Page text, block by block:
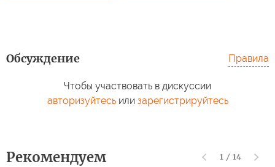
Обсуждение Правила
Чтобы участвовать в дискуссии
авторизуйтесьили зарегистрируйтесь
Рекомендуем 1 / 14